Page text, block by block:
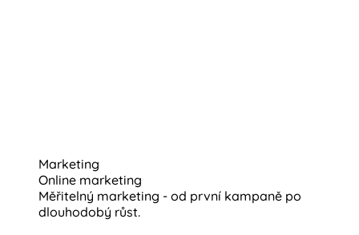
Marketing
Online marketing
Měřitelný marketing - od první kampaně po
dlouhodobý růst.